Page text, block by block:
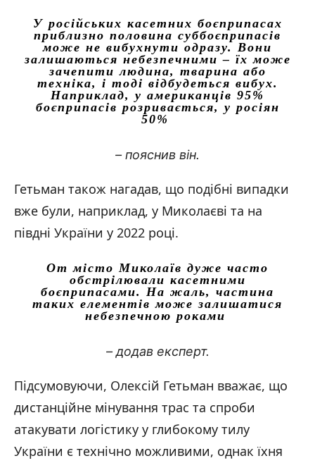
У російських касетних боєприпасах
приблизно половина суббоєприпасів
може не вибухнути одразу. Вони
залишаються небезпечними – їх може
зачепити людина, тварина або
техніка, і тоді відбудеться вибух.
Наприклад, у американців 95%
боєприпасів розривається, у росіян
50%
– пояснив він.
Гетьман також нагадав, що подібні випадки
вже були, наприклад, у Миколаєві та на
півдні України у 2022 році.
От місто Миколаїв дуже часто
обстрілювали касетними
боєприпасами. На жаль, частина
таких елементів може залишатися
небезпечною роками
– додав експерт.
Підсумовуючи, Олексій Гетьман вважає, що
дистанційне мінування трас та спроби
атакувати логістику у глибокому тилу
України є технічно можливими, однак їхня